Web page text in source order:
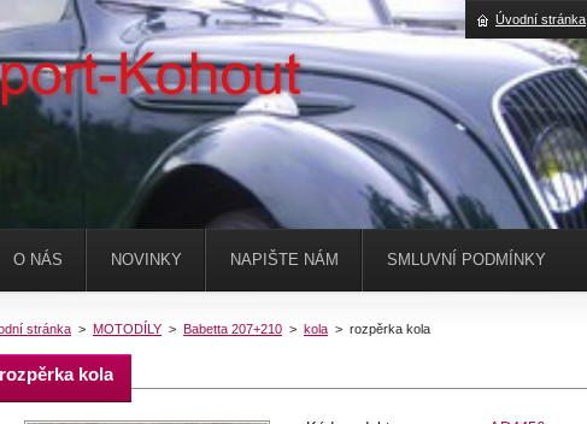
stránka > MOTODÍLY > Babetta 207+210 > kola > rozpěrka kola
rozpěrka kola
O NÁS NOVINKY NAPIŠTE NÁM SMLUVNÍ PODMÍNKY
Úvodní stránka